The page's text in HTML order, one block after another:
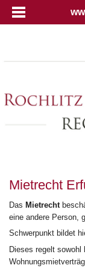
Mietrecht
Das Mietrecht
eine andere Person,
Schwerpunkt bildet
Dieses regelt sowohl